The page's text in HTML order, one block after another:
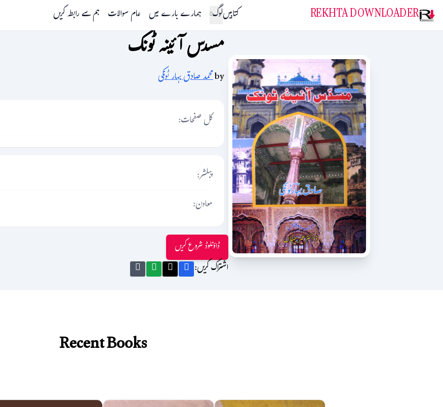
REKHTA DOWNLOADER کتابیںلوگ ہمارے بارے میں عام سوالات ہم سے رابطہ کریں
مسدس آئینہ ٹونک
byمحمد صادق بہار ٹونکی
کل صفحات:
پبلشر:
معاون:
ڈاؤنلوڈ شروع کریں
اشتراک کریں:
Recent Books